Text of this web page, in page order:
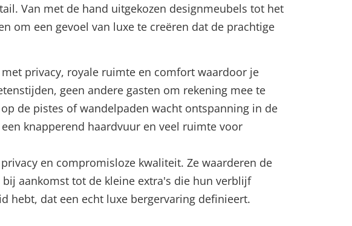
Van met de hand uitgekozen designmeubels tot het
om een gevoel van luxe te creëren dat de prachtige
privacy, royale ruimte en comfort waardoor je
geen andere gasten om rekening mee te
de pistes of wandelpaden wacht ontspanning in de
knapperend haardvuur en veel ruimte voor
en compromisloze kwaliteit. Ze waarderen de
aankomst tot de kleine extra's die hun verblijf
hebt, dat een echt luxe bergervaring definieert.